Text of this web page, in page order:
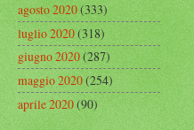
agosto 2020(333)
luglio 2020(318)
giugno 2020(287)
maggio 2020(254)
aprile 2020(90)